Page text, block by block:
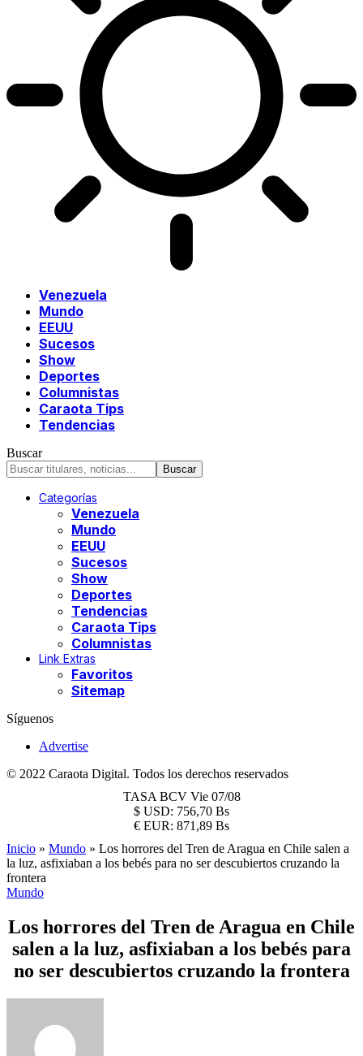
Venezuela
Mundo
EEUU
Sucesos
Show
Deportes
Columnistas
Caraota Tips
Tendencias
Buscar
Categorías
Venezuela
Mundo
EEUU
Sucesos
Show
Deportes
Tendencias
Caraota Tips
Columnistas
Link Extras
Favoritos
Sitemap
Síguenos
Advertise
© 2022 Caraota Digital. Todos los derechos reservados
TASA BCV Vie 07/08
$ USD: 756,70 Bs
€ EUR: 871,89 Bs
Inicio » Mundo » Los horrores del Tren de Aragua en Chile salen a
la luz, asfixiaban a los bebés para no ser descubiertos cruzando la
frontera
Mundo
Los horrores del Tren de Aragua en Chile
salen a la luz, asfixiaban a los bebés para
no ser descubiertos cruzando la frontera